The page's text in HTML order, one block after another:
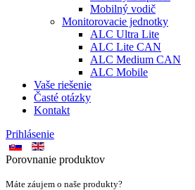
Mobilný vodič
Monitorovacie jednotky
ALC Ultra Lite
ALC Lite CAN
ALC Medium CAN
ALC Mobile
Vaše riešenie
Časté otázky
Kontakt
Prihlásenie
Porovnanie produktov
Máte záujem o naše produkty?